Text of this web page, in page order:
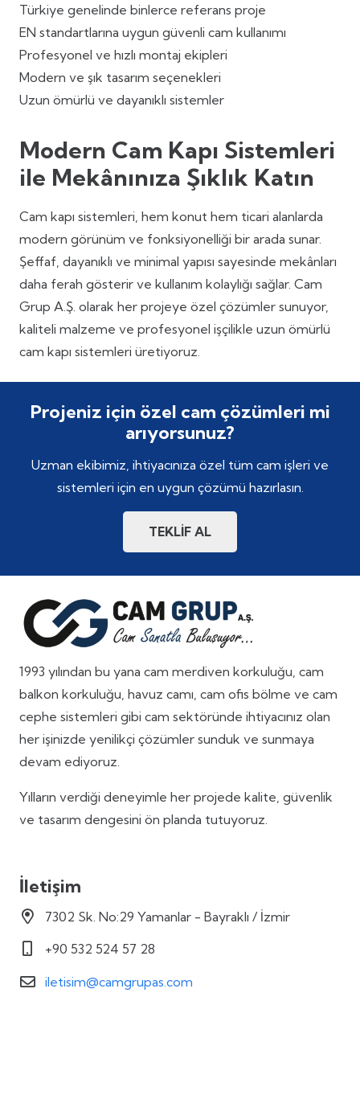
Türkiye genelinde binlerce referans proje
EN standartlarına uygun güvenli cam kullanımı
Profesyonel ve hızlı montaj ekipleri
Modern ve şık tasarım seçenekleri
Uzun ömürlü ve dayanıklı sistemler
Modern Cam Kapı Sistemleri
ile Mekânınıza Şıklık Katın
Cam kapı sistemleri, hem konut hem ticari alanlarda
modern görünüm ve fonksiyonelliği bir arada sunar.
Şeffaf, dayanıklı ve minimal yapısı sayesinde mekânları
daha ferah gösterir ve kullanım kolaylığı sağlar. Cam
Grup A.Ş. olarak her projeye özel çözümler sunuyor,
kaliteli malzeme ve profesyonel işçilikle uzun ömürlü
cam kapı sistemleri üretiyoruz.
Projeniz için özel cam çözümleri mi
arıyorsunuz?
Uzman ekibimiz, ihtiyacınıza özel tüm cam işleri ve
sistemleri için en uygun çözümü hazırlasın.
TEKLİF AL
1993 yılından bu yana cam merdiven korkuluğu, cam
balkon korkuluğu, havuz camı, cam ofis bölme ve cam
cephe sistemleri gibi cam sektöründe ihtiyacınız olan
her işinizde yenilikçi çözümler sunduk ve sunmaya
devam ediyoruz.
Yılların verdiği deneyimle her projede kalite, güvenlik
ve tasarım dengesini ön planda tutuyoruz.
İletişim
7302 Sk. No:29 Yamanlar - Bayraklı / İzmir
+90 532 524 57 28
iletisim@camgrupas.com